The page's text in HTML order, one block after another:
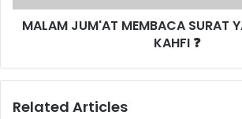
'
B
MALAM JUM'AT MEMBACA SURAT
KAHFI ❓
Related Articles